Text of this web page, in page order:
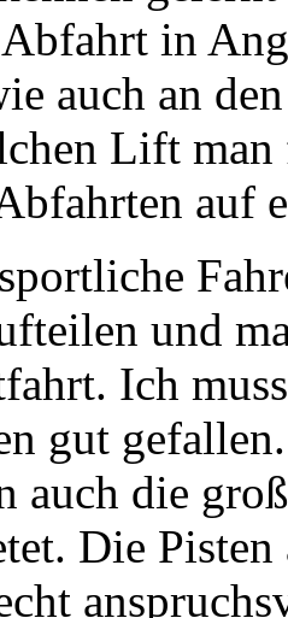
in
auch an
Lift
auf
und
Ich
gut
auch die
Die